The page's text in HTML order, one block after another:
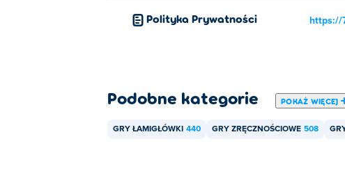
Polityka Prywatności https://
Podobne kategorie POKAŻ WIĘCEJ
GRY ŁAMIGŁÓWKI 440 GRY ZRĘCZNOŚCIOWE 508